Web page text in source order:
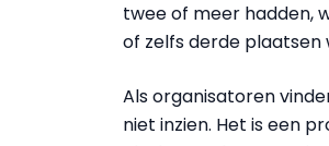
twee of meer hadden,
of zelfs derde
Als organisatoren
niet inzien. Het is een